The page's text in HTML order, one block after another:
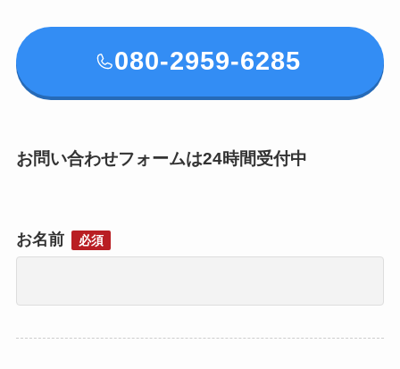
080-2959-6285
お問い合わせフォームは24時間受付中
お名前 必須